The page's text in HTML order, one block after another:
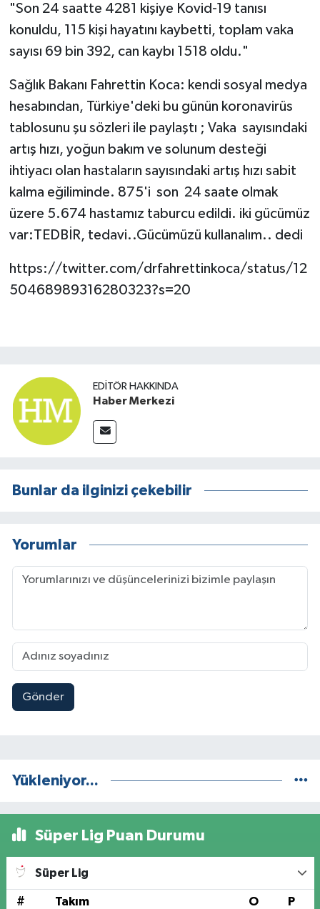
"Son 24 saatte 4281 kişiye Kovid-19 tanısı
konuldu, 115 kişi hayatını kaybetti, toplam vaka
sayısı 69 bin 392, can kaybı 1518 oldu."
Sağlık Bakanı Fahrettin Koca: kendi sosyal medya
hesabından, Türkiye'deki bu günün koronavirüs
tablosunu şu sözleri ile paylaştı ; Vaka sayısındaki
artış hızı, yoğun bakım ve solunum desteği
ihtiyacı olan hastaların sayısındaki artış hızı sabit
kalma eğiliminde. 875'i son 24 saate olmak
üzere 5.674 hastamız taburcu edildi. iki gücümüz
var:TEDBİR, tedavi..Gücümüzü kullanalım.. dedi
https://twitter.com/drfahrettinkoca/status/12
50468989316280323?s=20
EDITÖR HAKKINDA
Haber Merkezi
Bunlar da ilginizi çekebilir
Yorumlar
Gönder
Yükleniyor...
Süper Lig Puan Durumu
Süper Lig
# Takım O P
Politika
Sağlık
Son Dakika
Teknoloji